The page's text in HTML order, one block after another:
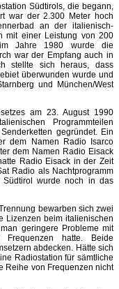
Südtirols, die begann,
war der 2.300 Meter hoch
an der italienisch-
mit einer Leistung von 200
Jahre 1980 wurde die
war der Empfang auch in
stellte sich heraus, dass
überwunden wurde und
und München/West
am 23. August 1990
Programmteilen
gegründet. Ein
dem Namen Radio Isarco
dem Namen Radio Eisack
Radio Eisack in der Zeit
Radio als Nachtprogramm
Südtirol wurde noch in das
bewarben sich zwei
Lizenzen beim italienischen
geringere Probleme mit
hatte. Beide
abdecken. Hätte sich
Radiostation für sämtliche
Reihe von Frequenzen nicht